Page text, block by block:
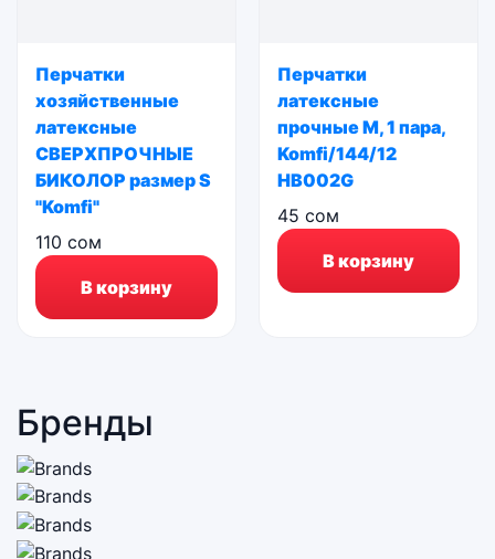
Перчатки
хозяйственные
латексные
СВЕРХПРОЧНЫЕ
БИКОЛОР размер S
"Komfi"
110 сом
В корзину
Перчатки
латексные
прочные M, 1 пара,
Komfi/144/12
HB002G
45 сом
В корзину
Бренды